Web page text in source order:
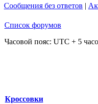
Сообщения без ответов |
Список форумов
Часовой пояс: UTC + 5
Кроссовки